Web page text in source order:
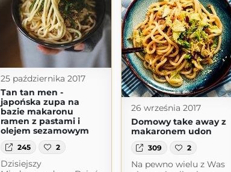
25 października 2017
Tan tan men -
japońska zupa na
bazie makaronu
ramen z pastami i
olejem sezamowym
245 2
Dzisiejszy
26 września 2017
Domowy take away z
makaronem udon
309 2
Na pewno wielu z Was